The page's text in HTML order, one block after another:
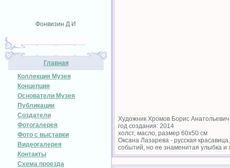
Фонвизин Д И
Главная
Коллекция Музея
Концепция
Основатели Музея
Публикации
Создатели
Фотогалерея
Фото с выставки
Видеогалерея
Контакты
Схема проезда
Художник Хромов Борис Анатольевич
год создания: 2014
холст, масло, размер 60х50 см
Оксана Лазарева - русская
событий, но ее знаменитая улыбка и